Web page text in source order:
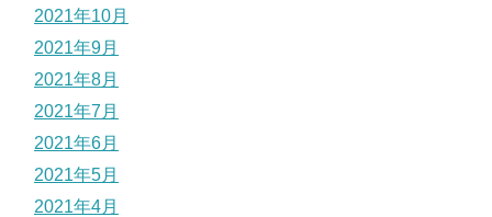
2021年10月
2021年9月
2021年8月
2021年7月
2021年6月
2021年5月
2021年4月